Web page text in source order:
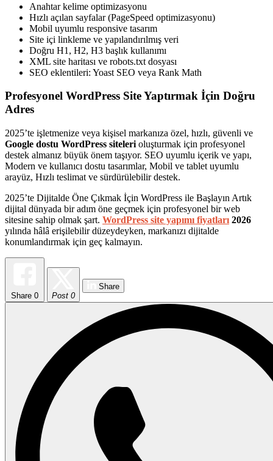
Anahtar kelime optimizasyonu
Hızlı açılan sayfalar (PageSpeed optimizasyonu)
Mobil uyumlu responsive tasarım
Site içi linkleme ve yapılandırılmış veri
Doğru H1, H2, H3 başlık kullanımı
XML site haritası ve robots.txt dosyası
SEO eklentileri: Yoast SEO veya Rank Math
Profesyonel WordPress Site Yaptırmak İçin Doğru
Adres
2025’te işletmenize veya kişisel markanıza özel, hızlı, güvenli ve
Google dostu WordPress siteleri oluşturmak için profesyonel
destek almanız büyük önem taşıyor. SEO uyumlu içerik ve yapı,
Modern ve kullanıcı dostu tasarımlar, Mobil ve tablet uyumlu
arayüz, Hızlı teslimat ve sürdürülebilir destek.
2025’te Dijitalde Öne Çıkmak İçin WordPress ile Başlayın Artık
dijital dünyada bir adım öne geçmek için profesyonel bir web
sitesine sahip olmak şart. WordPress site yapımı fiyatları 2026
yılında hâlâ erişilebilir düzeydeyken, markanızı dijitalde
konumlandırmak için geç kalmayın.
Share 0 Post 0
Share